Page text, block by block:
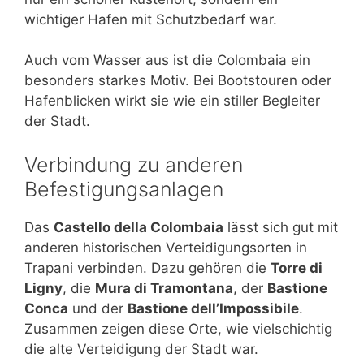
wichtiger Hafen mit Schutzbedarf war.
Auch vom Wasser aus ist die Colombaia ein
besonders starkes Motiv. Bei Bootstouren oder
Hafenblicken wirkt sie wie ein stiller Begleiter
der Stadt.
Verbindung zu anderen
Befestigungsanlagen
Das Castello della Colombaia lässt sich gut mit
anderen historischen Verteidigungsorten in
Trapani verbinden. Dazu gehören die Torre di
Ligny, die Mura di Tramontana, der Bastione
Conca und der Bastione dell’Impossibile.
Zusammen zeigen diese Orte, wie vielschichtig
die alte Verteidigung der Stadt war.